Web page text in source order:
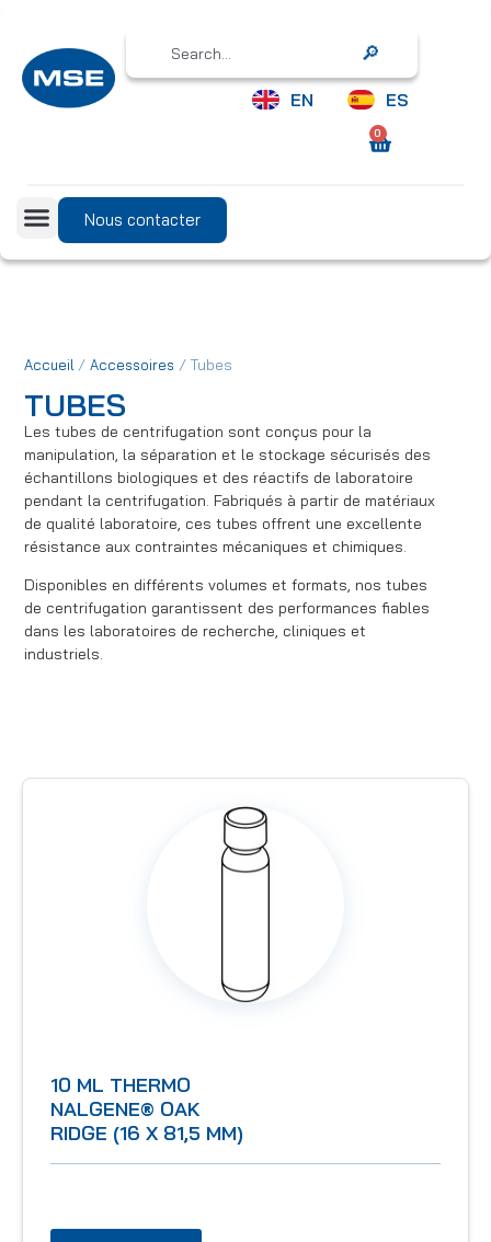
Search
EN ES
0
Nous contacter
Accueil /Accessoires / Tubes
TUBES
Les tubes de centrifugation sont conçus pour la
manipulation, la séparation et le stockage sécurisés des
échantillons biologiques et des réactifs de laboratoire
pendant la centrifugation. Fabriqués à partir de matériaux
de qualité laboratoire, ces tubes offrent une excellente
résistance aux contraintes mécaniques et chimiques.
Disponibles en différents volumes et formats, nos tubes
de centrifugation garantissent des performances fiables
dans les laboratoires de recherche, cliniques et
industriels.
10 ML THERMO
NALGENE® OAK
RIDGE (16 X 81,5 MM)